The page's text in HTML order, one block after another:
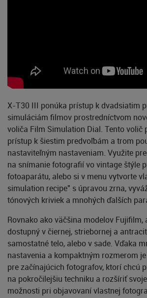
X-T30 III ponúka prístup k dvadsiatim
simuláciám filmov prostredníctvom
voliča Film Simulation Dial. Tento volič
prístup k šiestim predvoľbám a trom
nastaviteľným nastaveniam. Využite
na snímanie fotografií vo vintage štýle
fotoaparátu, alebo si v menu vytvorte
simulation recipe" s úpravou zrna,
tónových kriviek a mnohých ďalších
Rovnako ako väčšina modelov Fujifilm,
dostupný v čiernej, striebornej a
samostatné telo, alebo v sade. Vďaka
nastavenia a kompaktným rozmerom
pre začínajúcich fotografov, ktorí chcú
na pokročilejšiu techniku a rozšíriť
možnosti pri objavovaní vlastnej